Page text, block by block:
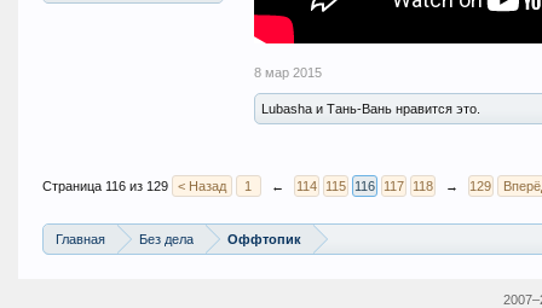
8 мар 2015
Lubasha и Тань-Вань нравится это.
Страница 116 из 129 < Назад 1 ← 114 115 116 117 118 → 129
Главная Без дела Оффтопик
2007–